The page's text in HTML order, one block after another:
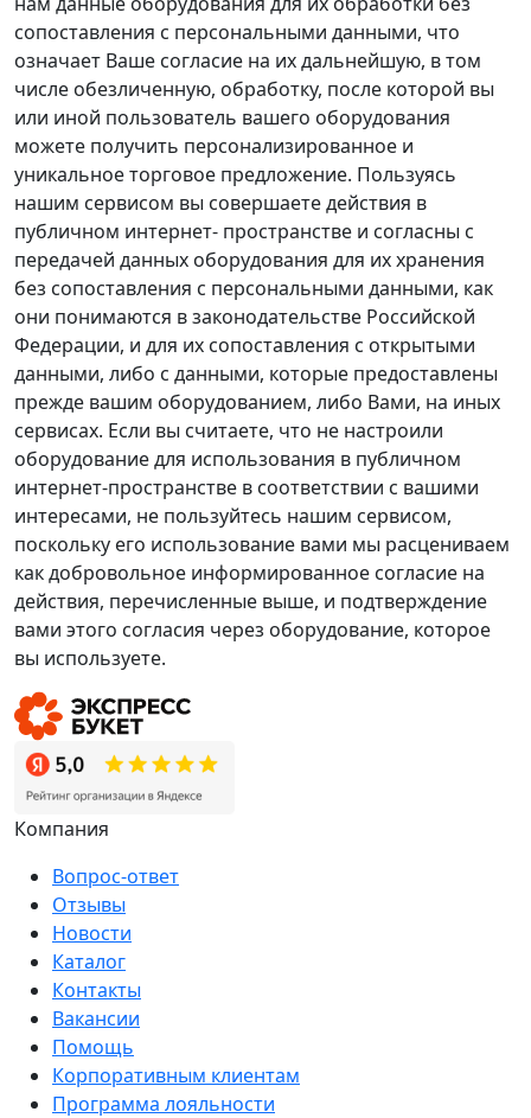
сопоставления с персональными данными, что
означает Ваше согласие на их дальнейшую, в том
числе обезличенную, обработку, после которой вы
или иной пользователь вашего оборудования
можете получить персонализированное и
уникальное торговое предложение. Пользуясь
нашим сервисом вы совершаете действия в
публичном интернет- пространстве и согласны с
передачей данных оборудования для их хранения
без сопоставления с персональными данными, как
они понимаются в законодательстве Российской
Федерации, и для их сопоставления с открытыми
данными, либо с данными, которые предоставлены
прежде вашим оборудованием, либо Вами, на иных
сервисах. Если вы считаете, что не настроили
оборудование для использования в публичном
интернет-пространстве в соответствии с вашими
интересами, не пользуйтесь нашим сервисом,
поскольку его использование вами мы расцениваем
как добровольное информированное согласие на
действия, перечисленные выше, и подтверждение
вами этого согласия через оборудование, которое
вы используете.
Компания
Вопрос-ответ
Отзывы
Новости
Каталог
Контакты
Вакансии
Помощь
Корпоративным клиентам
Программа лояльности